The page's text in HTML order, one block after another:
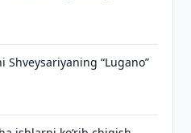
“Lugano”